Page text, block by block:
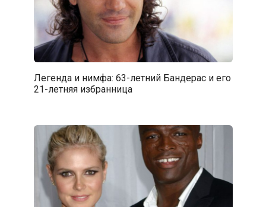
Легенда и нимфа: 63-летний Бандерас и его
21-летняя избранница